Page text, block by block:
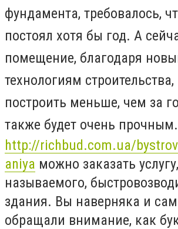
фундамента, требовалось,
постоял хотя бы год. А
помещение, благодаря
технологиям
построить меньше, чем за
также будет очень
http://richbud.com.ua/
aniya можно заказать
называемого,
здания. Вы наверняка и
обращали внимание, как